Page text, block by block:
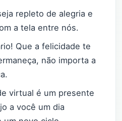
repleto de alegria e
a tela entre nós.
Que a felicidade te
não importa a
virtual é um presente
a você um dia